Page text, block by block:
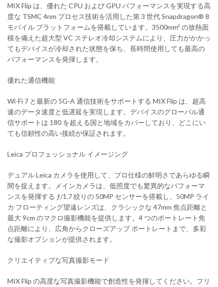
MIX Flip は、優れた CPU および GPU パフォーマンスを実現する高
度な TSMC 4nm プロセス技術を活用した第 3 世代 Snapdragon® 8
モバイル プラットフォームを搭載しています。3500mm² の放熱面
積を備えた超大型 VC ステレオ冷却システムにより、圧力がかかっ
てもデバイスが冷却された状態を保ち、長時間使用しても最高の
パフォーマンスを発揮します。
優れた通信機能
Wi-Fi 7 と最新の 5G-A 通信技術をサポートする MIX Flip は、超高
速のデータ速度と低遅延を実現します。デバイスのグローバル通
信サポートは 180 を超える国と地域をカバーしており、どこにい
ても信頼性の高い接続が保証されます。
Leica プロフェッショナル イメージング
デュアル Leica カメラを使用して、プロ仕様の鮮明さであらゆる瞬
間を捉えます。メインカメラは、低照度でも驚異的なパフォーマ
ンスを発揮する ƒ/1.7 絞りの 50MP センサーを搭載し、50MP ライ
カ フローティング望遠レンズは、クラシックな 47mm 焦点距離と
最大 9cm のマクロ撮影機能を提供します。4 つのポートレート焦
点距離により、広角からクローズアップ ポートレートまで、多彩
な撮影オプションが提供されます。
クリエイティブな写真撮影モード
MIX Flip の高度な写真撮影機能で創造性を発揮してください。フリ